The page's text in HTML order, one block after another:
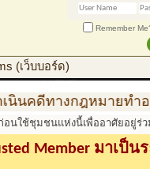
Remember
(เว็บบอร์ด)
างกฎหมายทำอย่างไร
อนใช้ชุมชนแห่งนี้เพื่ออาศัยอยู่ร่
Member มาเป็นร